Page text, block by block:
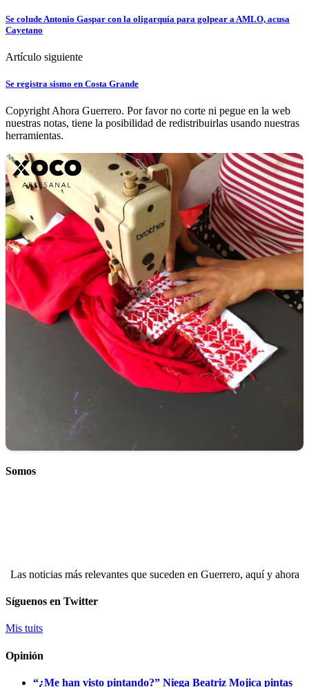
Se colude Antonio Gaspar con la oligarquía para golpear a AMLO, acusa
Cayetano
Artículo siguiente
Se registra sismo en Costa Grande
Copyright Ahora Guerrero. Por favor no corte ni pegue en la web
nuestras notas, tiene la posibilidad de redistribuirlas usando nuestras
herramientas.
Somos
Las noticias más relevantes que suceden en Guerrero, aquí y ahora
Síguenos en Twitter
Mis tuits
Opinión
“¿Me han visto pintando?” Niega Beatriz Mojica pintas